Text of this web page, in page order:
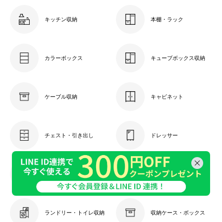
ウッドパネル ウッドタイル ウッドパネルセット ウッドタイルセット パネル タイル 人工木 人工木パネル 人工木タイル 人工木ウッドパネル 人工木ウッドタイル ガーデンパネル ガーデンタイル バルコニーパネル バルコニータイル ベランダパネル ベランダタイル デッキ ジョイントデッキ デッキパネル デッキタイル パネルデッキ タイルデッキ ウッドデッキ ウッドテラス ウッドマット パネルタイル 玄関パネル 玄関タイル ジョイントパネル ジョイントタイル ジョイントマット ジョイント式パネル ジョイント式タイル ジョイント式マット ジョイントパネルセット ジョイントタイルセット ジョイントマットセット フローリングパネル フローリング 風 パネルセット マット 床材 ガーデニングタイル ガーデン用品 ガーデニング ガーデニング用品 園芸 園芸用品 DIY リフォーム 約 30×30 30cm 30×30cm 人工 木 板 ウッド フェイクウッド 樹脂 合成樹脂 人工木製 人工木材 合成木 合成木材 樹脂木材 天然木粉 ジョイント ジョイント式 ジョイントタイプ ジョイント付き はめ込み はめ込み式 パズル 組み合わせ 土台 土台付き ベース ベース付き 脚付き 正方形 四角 スクエア スクウェア モザイク モザイクアート 幾何学模様 フリーカット 切れる 隙間 水はけ 腐りにくい 滑りにくい 耐久性 丈夫 簡単 簡単設置 設置簡単 工事不要 工具不要 20枚 セット 20枚セット 庭 お庭 ガーデン ベランダ バルコニー テラス オープンテラス ガーデンテラス サンルーム コンクリート 上 地面 玄関 外玄関 アプローチ 通路 カフェ カフェ風 外 屋外 野外 エクステリア 外構 床 賃貸 マンション アパート 自宅 店舗 ベランピング 子供 子ども こども ペット おしゃれ オシャレ お洒落 ナチュラル シンプル 北欧 洋風 ホワイト オフホワイト 白 ベージュ アイボリー オレンジ ダークブラウン ブラウン 茶色 チーク
キッチン収納 本棚・ラック
カラーボックス キューブボックス収納
ケーブル収納 キャビネット
チェスト・引き出し ドレッサー
衣類収納 玄関収納
ランドリー・トイレ収納 収納ケース・ボックス